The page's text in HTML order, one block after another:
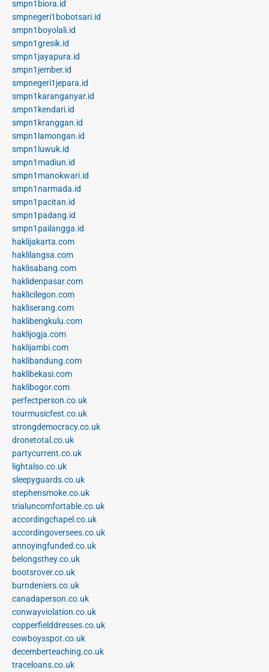
smpn1biora.id
smpnegeri1bobotsari.id
smpn1boyolali.id
smpn1gresik.id
smpn1jayapura.id
smpn1jember.id
smpnegeri1jepara.id
smpn1karanganyar.id
smpn1kendari.id
smpn1kranggan.id
smpn1lamongan.id
smpn1luwuk.id
smpn1madiun.id
smpn1manokwari.id
smpn1narmada.id
smpn1pacitan.id
smpn1padang.id
smpn1pailangga.id
haklijakarta.com
haklilangsa.com
haklisabang.com
haklidenpasar.com
haklicilegon.com
hakliserang.com
haklibengkulu.com
haklijogja.com
haklijambi.com
haklibandung.com
haklibekasi.com
haklibogor.com
perfectperson.co.uk
tourmusicfest.co.uk
strongdemocracy.co.uk
dronetotal.co.uk
partycurrent.co.uk
lightalso.co.uk
sleepyguards.co.uk
stephensmoke.co.uk
trialuncomfortable.co.uk
accordingchapel.co.uk
accordingoversees.co.uk
annoyingfunded.co.uk
belongsthey.co.uk
bootsrover.co.uk
burndeniers.co.uk
canadaperson.co.uk
conwayviolation.co.uk
copperfielddresses.co.uk
cowboysspot.co.uk
decemberteaching.co.uk
traceloans.co.uk